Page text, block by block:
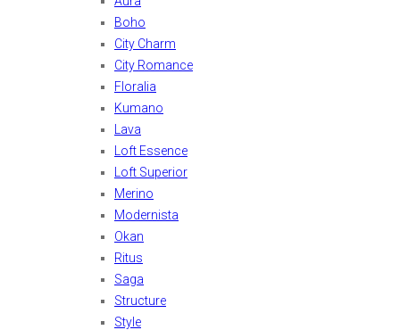
Boho
City Charm
City Romance
Floralia
Kumano
Lava
Loft Essence
Loft Superior
Merino
Modernista
Okan
Ritus
Saga
Structure
Style